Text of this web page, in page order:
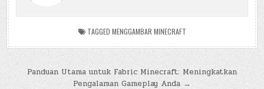
TAGGED MENGGAMBAR MINECRAFT
PostPanduan Utama untuk Fabric Minecraft: Meningkatkan
Pengalaman Gameplay Anda →